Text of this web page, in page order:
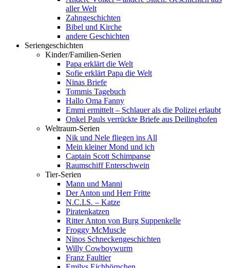
aller Welt
Zahngeschichten
Bibel und Kirche
andere Geschichten
Seriengeschichten
Kinder/Familien-Serien
Papa erklärt die Welt
Sofie erklärt Papa die Welt
Ninas Briefe
Tommis Tagebuch
Hallo Oma Fanny
Emmi ermittelt – Schlauer als die Polizei erlaubt
Onkel Pauls verrückte Briefe aus Deilinghofen
Weltraum-Serien
Nik und Nele fliegen ins All
Mein kleiner Mond und ich
Captain Scott Schimpanse
Raumschiff Enterschwein
Tier-Serien
Mann und Manni
Der Anton und Herr Fritte
N.C.I.S. – Katze
Piratenkatzen
Ritter Anton von Burg Suppenkelle
Froggy McMuscle
Ninos Schneckengeschichten
Willy Cowboywurm
Franz Faultier